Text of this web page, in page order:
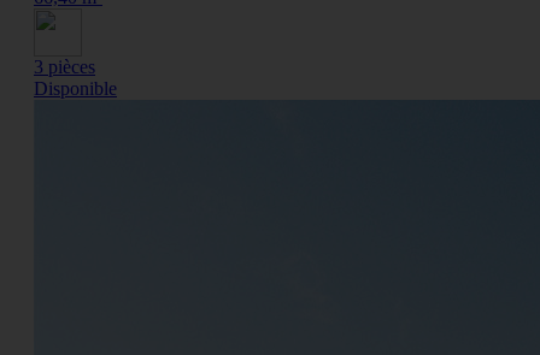
3 pièces
Disponible